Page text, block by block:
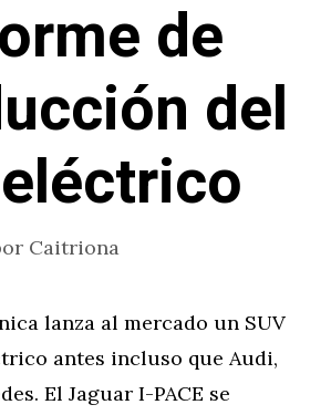
de
del
Caitriona
lanza al mercado un SUV
antes incluso que Audi,
El Jaguar I-PACE se